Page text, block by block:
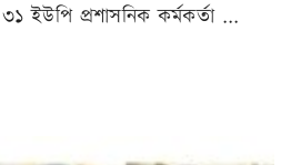
ইউপি প্রশাসনিক কর্মকর্তা ...